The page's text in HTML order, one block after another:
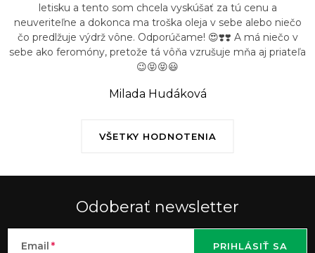
VŠETKY HODNOTENIA
letisku a tento som chcela vyskúšať za tú cenu a
neuveriteľne a dokonca ma troška oleja v sebe alebo niečo
čo predlžuje výdrž vône. Odporúčame! 😍❣️❣️ A má niečo v
sebe ako feromóny, pretože tá vôňa vzrušuje mňa aj priateľa
😉😝😝😃
Milada Hudáková
Odoberať newsletter
Email PRIHLÁSIŤ SA